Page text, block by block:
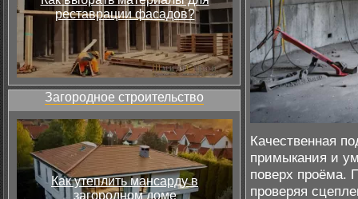
реставрации фасадов?
Загородное строительство
Как утеплить мансарду в
загородном доме
Качественная
примыкания и
поверх проёма.
проверяя